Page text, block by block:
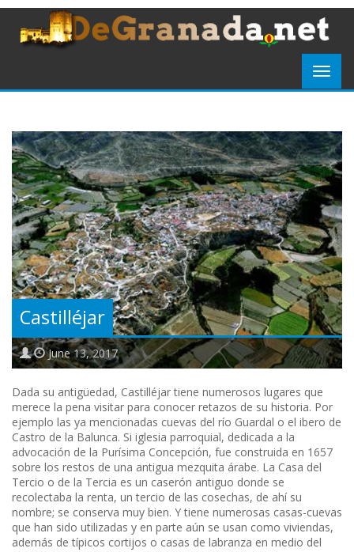
Castilléjar
June 13, 2017
Dada su antigüedad, Castilléjar tiene numerosos lugares que
merece la pena visitar para conocer retazos de su historia. Por
ejemplo las ya mencionadas cuevas del río Guardal o el ibero de
Castro de la Balunca. Si iglesia parroquial, dedicada a la
advocación de la Purísima Concepción, fue construida en 1657
sobre los restos de una antigua mezquita árabe. La Casa del
Tercio o de la Tercia es un caserón antiguo donde se
recolectaba la renta, un tercio de las cosechas, de ahí su
nombre; se conserva muy bien. Y tiene numerosas casas-cuevas
que han sido utilizadas y en parte aún se usan como viviendas,
además de típicos cortijos o casas de labranza en medio del